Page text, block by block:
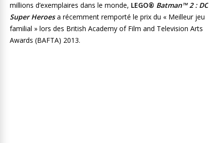
millions d’exemplaires dans le monde, LEGO® Batman™ 2 : DC
Super Heroesa récemment remporté le prix du « Meilleur jeu
familial » lors des British Academy of Film and Television Arts
Awards (BAFTA) 2013.